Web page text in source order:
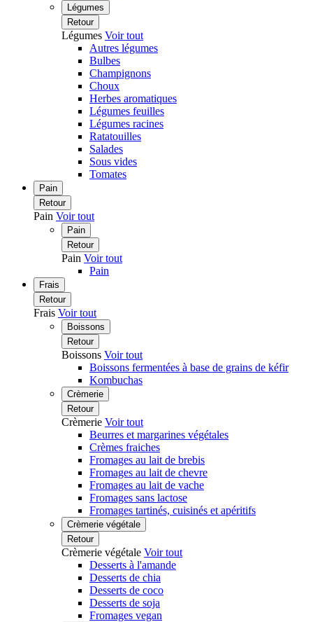
Légumes
Retour
Légumes Voir tout
Autres légumes
Bulbes
Champignons
Choux
Herbes aromatiques
Légumes feuilles
Légumes racines
Ratatouilles
Salades
Sous vides
Tomates
Pain
Retour
Pain Voir tout
Pain
Retour
Pain Voir tout
Pain
Frais
Retour
Frais Voir tout
Boissons
Retour
Boissons Voir tout
Boissons fermentées à base de grains de kéfir
Kombuchas
Crèmerie
Retour
Crèmerie Voir tout
Beurres et margarines végétales
Crèmes fraiches
Fromages au lait de brebis
Fromages au lait de chevre
Fromages au lait de vache
Fromages sans lactose
Fromages tartinés, cuisinés et apéritifs
Crèmerie végétale
Retour
Crèmerie végétale Voir tout
Desserts à l'amande
Desserts de chia
Desserts de coco
Desserts de soja
Fromages vegan